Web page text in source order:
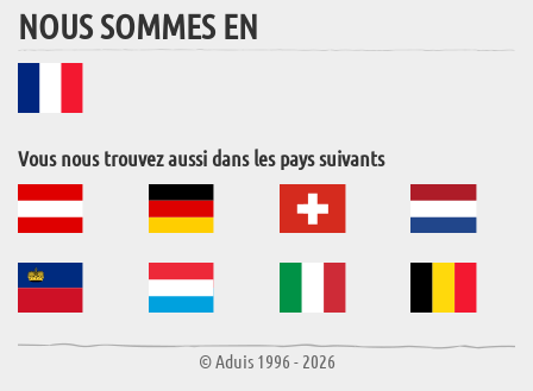
NOUS SOMMES EN
Vous nous trouvez aussi dans les pays suivants
© Aduis 1996 - 2026